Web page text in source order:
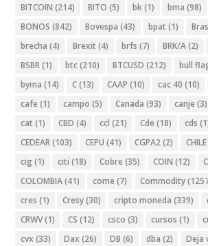
BITCOIN (214) BITO (5) bk(1) bma (98)
BONOS (842) Bovespa (43) bpat (1)
brecha (4) Brexit (4) brfs (7) BRK/A(2)
BSBR(1) btc(210) BTCUSD (212) bull
byma (14) C(13) CAAP (10) cac 40 (10)
cafe (1) campo (5) Canada (93) canje (3)
cat (1) CBD (4) ccl (21) Cde (18) cds
CEDEAR(103) CEPU (41) CGPA2(2) CHILE
cig (1) citi (18) Cobre (35) COIN (12)
COLOMBIA(41) come (7) Commodity
cres (1) Cresy(30) cripto moneda (339)
CRWV(1) CS (12) csco (3) cursos (1)
cvx (33) Dax (26) DB (6) dba (2) Deja